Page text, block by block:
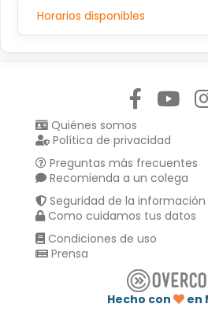
Horarios disponibles
Quiénes somos
Política de privacidad
Preguntas más frecuentes
Recomienda a un colega
Seguridad de la información
Como cuidamos tus datos
Condiciones de uso
Prensa
Hecho con
en